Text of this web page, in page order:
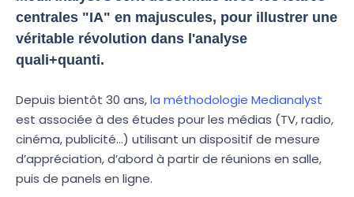
centrales "IA" en majuscules, pour illustrer une
véritable révolution dans l'analyse
quali+quanti.
Depuis bientôt 30 ans,la méthodologie Medianalyst
est associée à des études pour les médias (TV, radio,
cinéma, publicité…) utilisant un dispositif de mesure
d’appréciation, d’abord à partir de réunions en salle,
puis de panels en ligne.